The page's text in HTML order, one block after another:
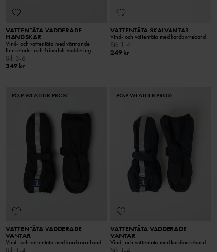
VATTENTÄTA VADDERADE
HANDSKAR
Vind- och vattentäta med värmande
fleecefoder och Primaloft-vaddering
Stl: 3-6
349 kr
VATTENTÄTA SKALVANTAR
Vind- och vattentäta med kardborreband
Stl: 1-4
249 kr
PO.P WEATHER PRO®
VATTENTÄTA VADDERADE
VANTAR
Vind- och vattentäta med kardborreband
Stl: 1-4
PO.P WEATHER PRO®
VATTENTÄTA VADDERADE
VANTAR
Vind- och vattentäta med kardborreband
Stl: 1-4